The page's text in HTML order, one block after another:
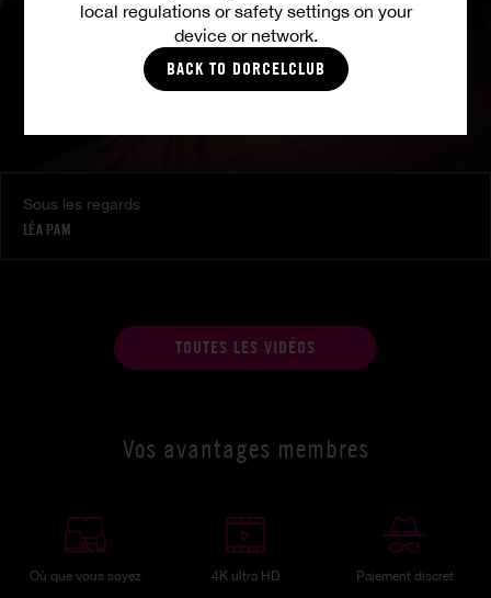
local regulations or safety settings on your
device or network.
BACK TO DORCELCLUB
Sous les regards
LÉA PAM
TOUTES LES VIDÉOS
Vos avantages membres
Où que vous soyez 4K ultra HD Paiement discret